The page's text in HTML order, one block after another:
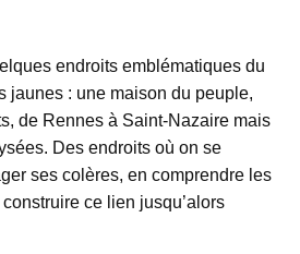
endroits emblématiques du
jaunes : une maison du peuple,
de Rennes à Saint-Nazaire mais
Des endroits où on se
ses colères, en comprendre les
ce lien jusqu’alors